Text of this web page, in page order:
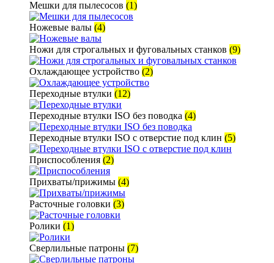
Мешки для пылесосов (1)
Ножевые валы (4)
Ножи для строгальных и фуговальных станков (9)
Охлаждающее устройство (2)
Переходные втулки (12)
Переходные втулки ISO без поводка (4)
Переходные втулки ISO с отверстие под клин (5)
Приспособления (2)
Прихваты/прижимы (4)
Расточные головки (3)
Ролики (1)
Сверлильные патроны (7)